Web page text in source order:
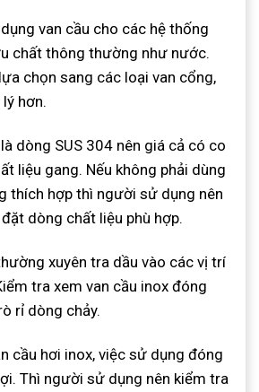
van cầu cho các hệ thống
chất thông thường như nước.
chọn sang các loại van cổng,
hơn.
dòng SUS 304 nên giá cả có co
liệu gang. Nếu không phải dùng
thích hợp thì người sử dụng nên
dòng chất liệu phù hợp.
xuyên tra dầu vào các vị trí
tra xem van cầu inox đóng
rỉ dòng chảy.
cầu hơi inox, việc sử dụng đóng
Thì người sử dụng nên kiểm tra